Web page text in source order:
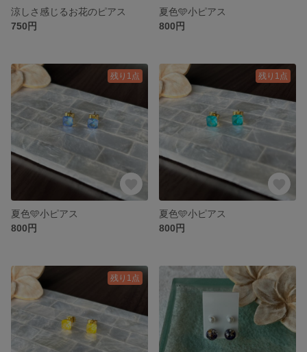
涼しさ感じるお花のピアス
750円
夏色🩵小ピアス
800円
残り1点
夏色🩵小ピアス
800円
残り1点
夏色🩵小ピアス
800円
残り1点